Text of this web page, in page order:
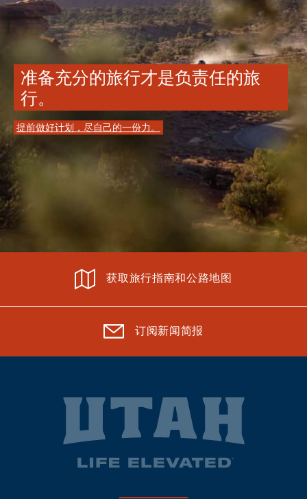
准备充分的旅行才是负责任的旅
行。
提前做好计划，尽自己的一份力。
获取旅行指南和公路地图
订阅新闻简报